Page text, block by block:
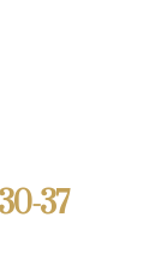
37